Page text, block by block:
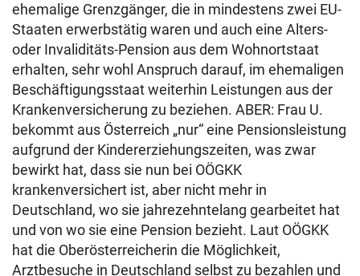
ehemalige Grenzgänger, die in mindestens zwei EU-
Staaten erwerbstätig waren und auch eine Alters-
oder Invaliditäts-Pension aus dem Wohnortstaat
erhalten, sehr wohl Anspruch darauf, im ehemaligen
Beschäftigungsstaat weiterhin Leistungen aus der
Krankenversicherung zu beziehen. ABER: Frau U.
bekommt aus Österreich „nur“ eine Pensionsleistung
aufgrund der Kindererziehungszeiten, was zwar
bewirkt hat, dass sie nun bei OÖGKK
krankenversichert ist, aber nicht mehr in
Deutschland, wo sie jahrezehntelang gearbeitet hat
und von wo sie eine Pension bezieht. Laut OÖGKK
hat die Oberösterreicherin die Möglichkeit,
Arztbesuche in Deutschland selbst zu bezahlen und